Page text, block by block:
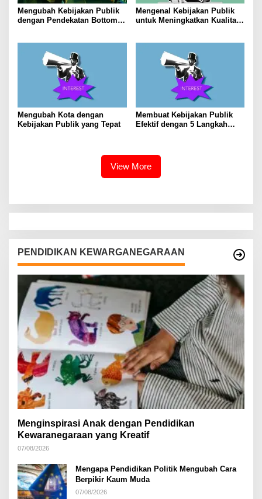
Mengubah Kebijakan Publik
dengan Pendekatan Bottom-
Mengenal Kebijakan Publik
untuk Meningkatkan Kualitas
Mengubah Kota dengan
Kebijakan Publik yang Tepat
Membuat Kebijakan Publik
Efektif dengan 5 Langkah
View More
PENDIDIKAN KEWARGANEGARAAN
Menginspirasi Anak dengan Pendidikan
Kewaranegaraan yang Kreatif
07/08/2026
Mengapa Pendidikan Politik Mengubah Cara
Berpikir Kaum Muda
07/08/2026